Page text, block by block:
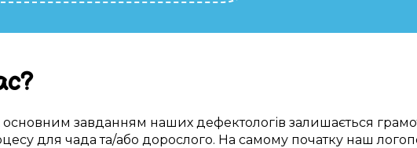
?
основним завданням наших дефектологів залишається
для чада та/або дорослого. На самому початку наш